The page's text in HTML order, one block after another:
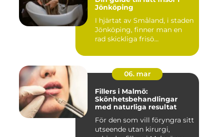
Jönköping
I hjärtat av Småland, i staden
Jönköping, finner man en
rad skickliga frisö...
06. mar
Fillers i Malmö:
Skönhetsbehandlingar
med naturliga resultat
För den som vill föryngra sitt
utseende utan kirurgi,